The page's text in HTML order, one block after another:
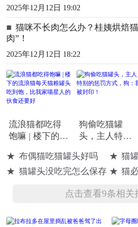
2025年12月12日 19:02
■ 猫咪不长肉怎么办？桂姨烘焙
肉”！
2025年12月12日 18:22
流浪猫都吃得
饱嘛 | 楼下的流
罐头吃到饱，
比我家喵星人
狗偷吃猫罐
头，主人特别
狗：我被封
印！
★ 布偶猫吃猫罐头好吗 ★ 猫
★ 猫罐头没吃完怎么保存 ★ 猫
点击查看9条相关